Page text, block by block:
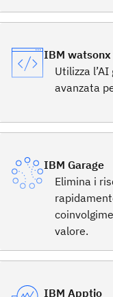
IBM
Utilizza
avanzata
IBM Garage
Elimina i
valore.
IBM Apptio